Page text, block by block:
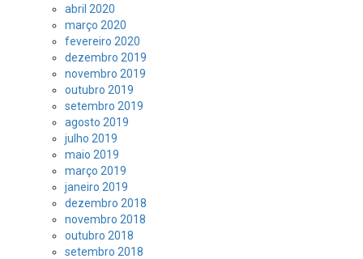
abril 2020
março 2020
fevereiro 2020
dezembro 2019
novembro 2019
outubro 2019
setembro 2019
agosto 2019
julho 2019
maio 2019
março 2019
janeiro 2019
dezembro 2018
novembro 2018
outubro 2018
setembro 2018